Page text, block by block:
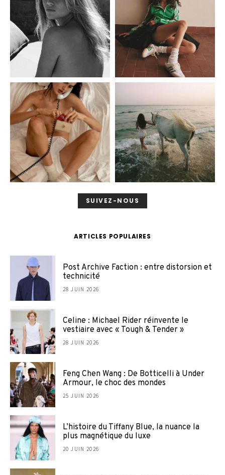
SUIVEZ-NOUS
ARTICLES POPULAIRES
Post Archive Faction : entre distorsion et
technicité
28 JUIN 2026
Celine : Michael Rider réinvente le
vestiaire avec « Tough & Tender »
28 JUIN 2026
Feng Chen Wang : De Botticelli à Under
Armour, le choc des mondes
25 JUIN 2026
L’histoire du Tiffany Blue, la nuance la
plus magnétique du luxe
20 JUIN 2026